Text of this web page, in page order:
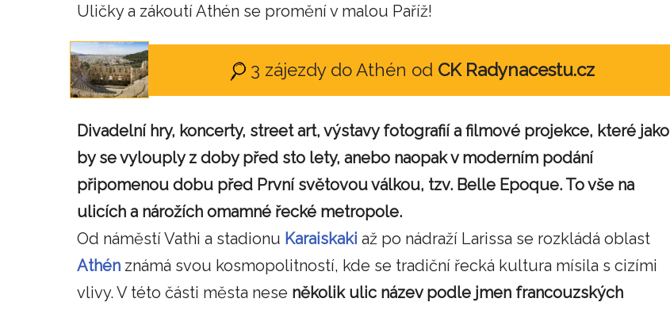
Uličky a zákoutí Athén se promění v malou Paříž!
3 zájezdy do Athén od CK Radynacestu.cz
Divadelní hry, koncerty, street art, výstavy fotografií a filmové projekce, které jako
by se vylouply z doby před sto lety, anebo naopak v moderním podání
připomenou dobu před První světovou válkou, tzv. Belle Epoque. To vše na
ulicích a nárožích omamné řecké metropole.
Od náměstí Vathi a stadionu Karaiskaki až po nádraží Larissa se rozkládá oblast
Athén známá svou kosmopolitností, kde se tradiční řecká kultura mísila s cizími
vlivy. V této části města nese několik ulic název podle jmen francouzských